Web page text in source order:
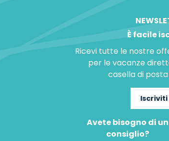
È facile
Ricevi tutte le nostre
per le vacanze
casella di
Avete bisogno di un
consiglio?